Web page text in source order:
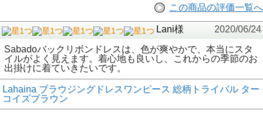
この商品の評価一覧へ
Lani様
2020/06/24
Sabadoバックリボンドレスは、色が爽やかで、本当にスタ
イルがよく見えます。着心地も良いし、これからの季節のお
出掛けに着ていきたいです。
Lahaina ブラウジングドレスワンピース 総柄トライバル ター
コイズブラウン